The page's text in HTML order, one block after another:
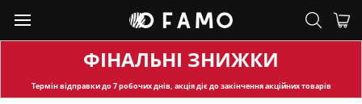
ФІНАЛЬНІ ЗНИЖКИ
Термін відправкидо 7 робочих днів, акція діє до закінчення акційних товарів